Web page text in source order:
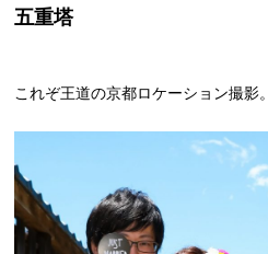
五重塔
これぞ王道の京都ロケーション撮影。